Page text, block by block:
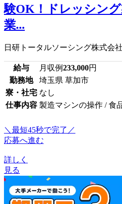
験OK！ドレッシン
業...
日研トータルソーシング株式会社
給与 月収例233,000円
勤務地
埼玉県 草加市
寮・社宅 なし
仕事内容 製造マシンの操作 / 食
＼最短45秒で完了／
応募へ進む
詳しく
見る